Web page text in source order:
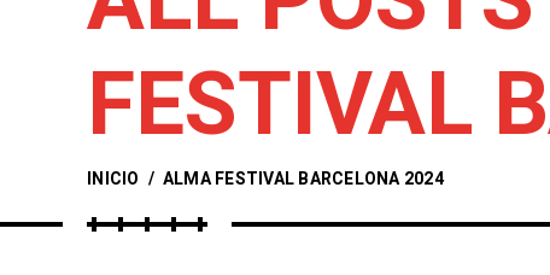
FESTIVAL
INICIO / ALMA FESTIVAL BARCELONA 2024